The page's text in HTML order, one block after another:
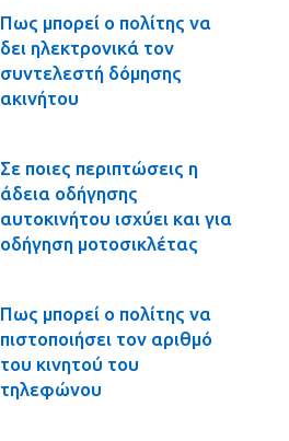
Πως μπορεί ο πολίτης να
δει ηλεκτρονικά τον
συντελεστή δόμησης
ακινήτου
Σε ποιες περιπτώσεις η
άδεια οδήγησης
αυτοκινήτου ισχύει και για
οδήγηση μοτοσικλέτας
Πως μπορεί ο πολίτης να
πιστοποιήσει τον αριθμό
του κινητού του
τηλεφώνου